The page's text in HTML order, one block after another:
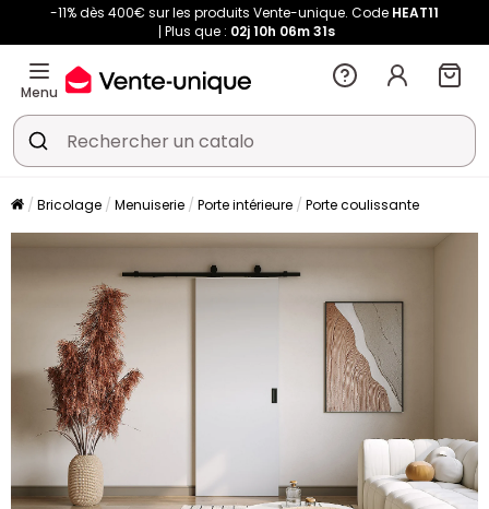
-11% dès 400€ sur les produits Vente-unique. Code HEAT11
Plus que : 02j 10h 06m 30s
Menu
Bricolage Menuiserie Porte intérieure Porte coulissante